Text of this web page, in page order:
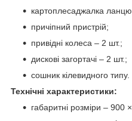
картоплесаджалка
причіпний пристрій;
привідні колеса – 2 шт.;
дискові загортачі – 2 шт.;
сошник кілевидного типу.
Технічні характеристики:
габаритні розміри –